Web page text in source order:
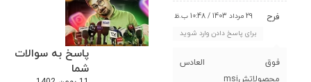
پاسخ به سوالات
شما
فرح
29 مرداد 1403 / 10:48 ب.ظ
برای پاسخ دادن وارد شوید
فوق العادس
محصولاتشmsi